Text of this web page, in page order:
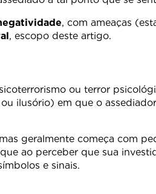
, com ameaças
, escopo deste artigo.
ou terror
ilusório) em que o
geralmente começa com
ao perceber que sua
e sinais.